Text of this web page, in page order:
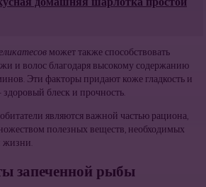
может также способствовать
и волос благодаря высокому содержанию
Эти факторы придают коже гладкость и
здоровый блеск и прочность.
являются важной частью рациона,
полезных веществ, необходимых
жизни.
запеченной рыбы